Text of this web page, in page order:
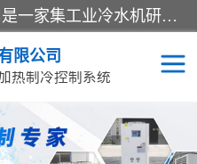
宿迁慈乌温控科技有限公司是一家集工业冷水机研发、制造、营销、服务于一体的技术生产型企业，经营范围包括：冷水机、螺杆式冷水机组、工业冷水机、水冷式冷水机、风冷式冷水机组、风冷螺杆式冷冻机组、冷冻机、注塑专用冷水机、混泥土专用冷水机、低温防爆冷水机组等。专业温控设备供应商 模温机/冷水机/导热油炉定制服务等
限公司
热制冷控制系统
模温机